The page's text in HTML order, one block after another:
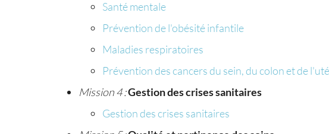
Santé mentale
Prévention de l'obésité infantile
Maladies respiratoires
Prévention des cancers du sein, du colon et de
Mission 4 :Gestion des crises sanitaires
Gestion des crises sanitaires